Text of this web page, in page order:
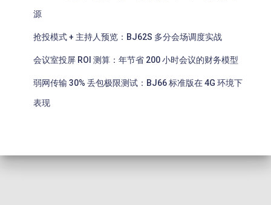
源
抢投模式 + 主持人预览：BJ62S 多分会场调度实战
会议室投屏 ROI 测算：年节省 200 小时会议的财务模型
弱网传输 30% 丢包极限测试：BJ66 标准版在 4G 环境下
表现